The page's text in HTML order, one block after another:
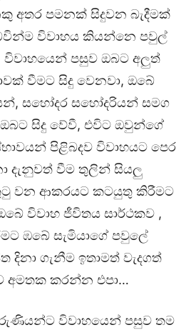
අතර පමනක් සිදුවන බැදීමක්
විවාහය කියන්නෙ පවුල්
පසුව ඔබට අලුත්
වීමට සිදු වෙනවා, ඔබේ
සහෝදර සහෝදරියන් සමග
සිදු වේවී, එවිට ඔවුන්ගේ
පිළිබදව විවාහයට පෙර
දැනුවත් වීම තුලින් සියලු
වන ආකරයට කටයුතු කිරීමට
විවාහ ජීවිතය සාර්ථකව ,
ඹබේ සැමියාගේ පවුලේ
දිනා ගැනීම ඉතාමත් වැදගත්
කරන්න එපා…
විවාහයෙන් පසුව තම